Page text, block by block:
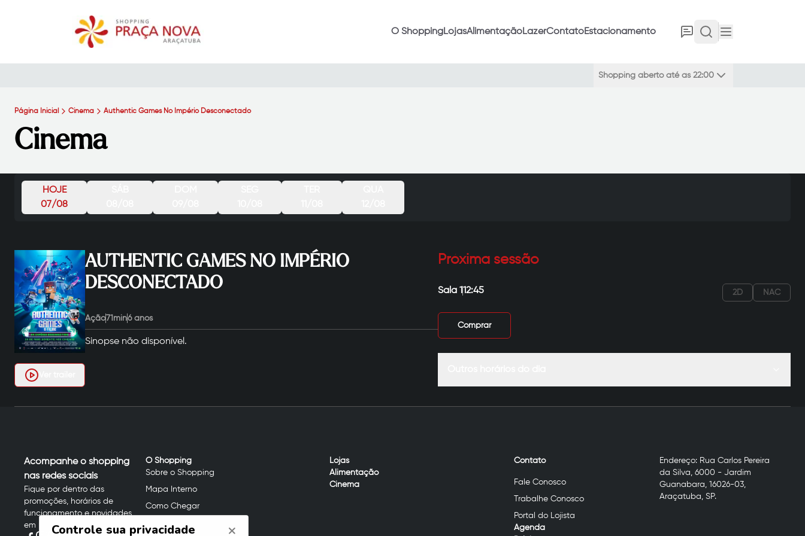
O ShoppingLojasAlimentaçãoLazerContatoEstacionamento
Shopping aberto até as 22:00
Página Inicial Cinema Authentic Games No Império Desconectado
Cinema
HOJE
07/08
AUTHENTIC GAMES NO IMPÉRIO
DESCONECTADO
Ação71 min6 anos
Sinopse não disponível.
Próxima sessão
Sala 112:45
Comprar
2D NAC
Acompanhe o shopping
nas redes sociais
Fique por dentro das
promoções, horários de
funcionamento e novidades
em primeira mão!
O Shopping
Sobre o Shopping
Mapa Interno
Como Chegar
Lojas
Alimentação
Cinema
Contato
Fale Conosco
Trabalhe Conosco
Portal do Lojista
Agenda
Endereço: Rua Carlos Pereira
da Silva, 6000 - Jardim
Guanabara, 16026-03,
Araçatuba, SP.